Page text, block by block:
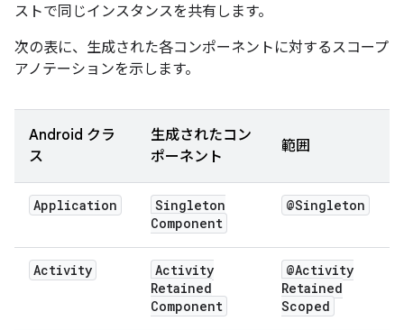
ストで同じインスタンスを共有します。
次の表に、生成された各コンポーネントに対するスコープ
アノテーションを示します。
Android クラ
ス
生成されたコン
ポーネント
範囲
Application
Singleton
Component
@Singleton
Activity
Activity
Retained
Component
@Activity
Retained
Scoped